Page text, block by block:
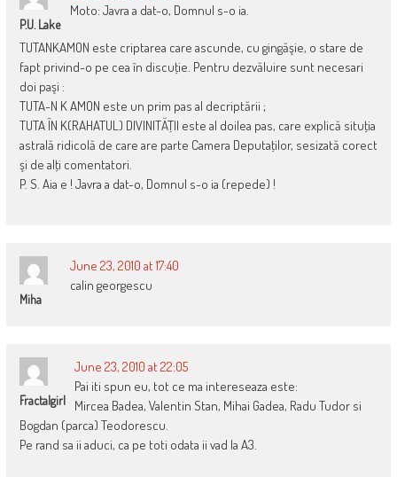
P.U. Lake
Moto: Javra a dat-o, Domnul s-o ia.
TUTANKAMON este criptarea care ascunde, cu gingăşie, o stare de
fapt privind-o pe cea în discuţie. Pentru dezvăluire sunt necesari
doi paşi :
TUTA-N K AMON este un prim pas al decriptării ;
TUTA ÎN K(RAHATUL) DIVINITĂŢII este al doilea pas, care explică situţia
astrală ridicolă de care are parte Camera Deputaţilor, sesizată corect
şi de alţi comentatori.
P. S. Aia e ! Javra a dat-o, Domnul s-o ia (repede) !
Miha
June 23, 2010 at 17:40
calin georgescu
Fractalgirl
June 23, 2010 at 22:05
Pai iti spun eu, tot ce ma intereseaza este:
Mircea Badea, Valentin Stan, Mihai Gadea, Radu Tudor si
Bogdan (parca) Teodorescu.
Pe rand sa ii aduci, ca pe toti odata ii vad la A3.